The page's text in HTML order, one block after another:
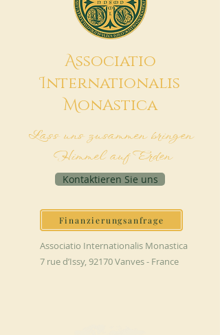
Associatio
Internationalis
MonAstica
Lass uns zusammen bringen
Himmel auf Erden
Kontaktieren Sie uns
Finanzierungsanfrage
Associatio Internationalis Monastica
7 rue d’Issy, 92170 Vanves - France